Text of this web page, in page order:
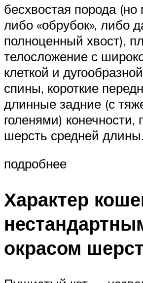
бесхвостая порода
либо «обрубок», либо
полноценный хвост),
телосложение с
клеткой и
спины, короткие
длинные задние (с
голенями) конечности,
шерсть средней длины.
подробнее
Характер
окрасом